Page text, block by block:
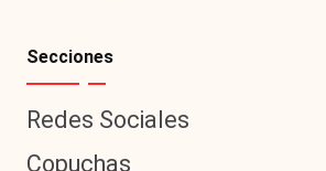
Secciones
Redes Sociales
Copuchas